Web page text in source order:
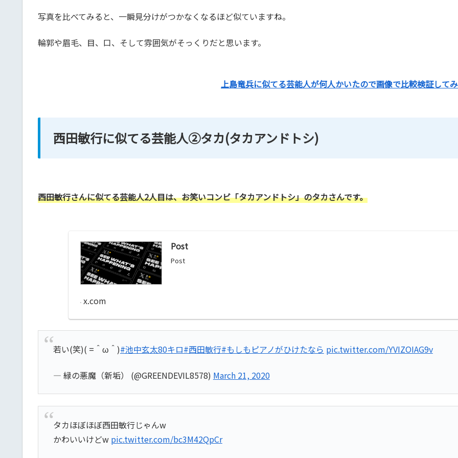
写真を比べてみると、一瞬見分けがつかなくなるほど似ていますね。
輪郭や眉毛、目、口、そして雰囲気がそっくりだと思います。
上島竜兵に似てる芸能人が何人かいたので画像で比較検証して
西田敏行に似てる芸能人②タカ(タカアンドトシ)
西田敏行さんに似てる芸能人2人目は、お笑いコンビ「タカアンドトシ」のタカさんです。
Post
Post
x.com
若い(笑)( =＾ω＾)#池中玄太80キロ#西田敏行#もしもピアノがひけたなら pic.twitter.com/YVIZOIAG9v
— 緑の悪魔（新垢） (@GREENDEVIL8578) March 21, 2020
タカほぼほぼ西田敏行じゃんw
かわいいけどw pic.twitter.com/bc3M42QpCr